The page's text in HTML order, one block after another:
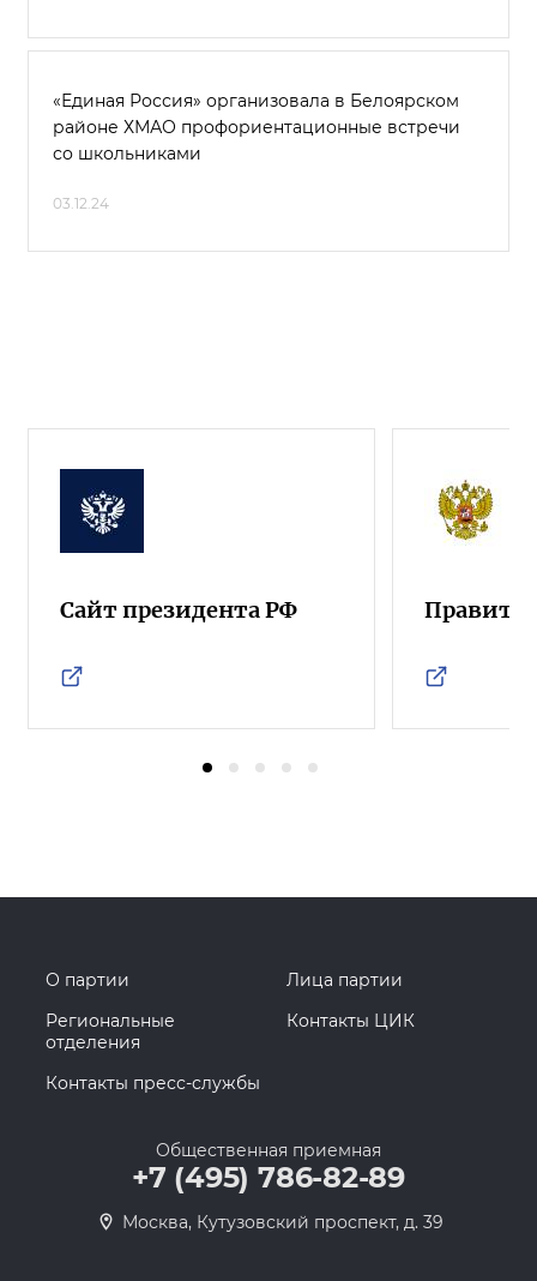
«Единая Россия» организовала в Белоярском
районе ХМАО профориентационные встречи
со школьниками
03.12.24
Сайт президента РФ
О партии
Лица партии
Региональные
отделения
Контакты ЦИК
Контакты пресс-службы
Общественная приемная
+7 (495) 786-82-89
Москва, Кутузовский проспект, д. 39